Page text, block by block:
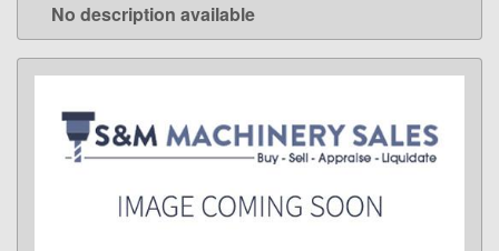
LEARN MORE
No description available